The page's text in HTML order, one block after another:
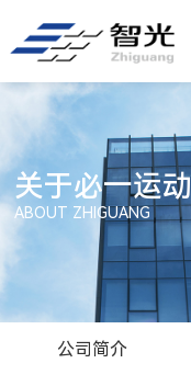
关于必一运
ABOUT ZHIGUANG
公司简介